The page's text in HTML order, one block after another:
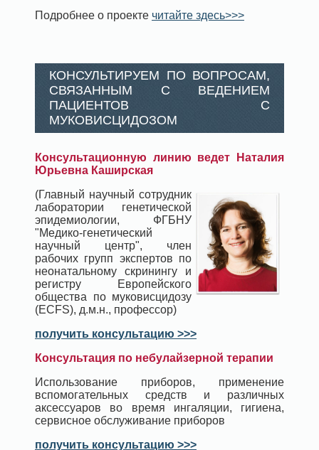
Подробнее о проекте читайте здесь>>>
КОНСУЛЬТИРУЕМ ПО ВОПРОСАМ,
СВЯЗАННЫМ С ВЕДЕНИЕМ
ПАЦИЕНТОВ С
МУКОВИСЦИДОЗОМ
Консультационную линию ведет Наталия
Юрьевна Каширская
(Главный научный сотрудник
лаборатории генетической
эпидемиологии, ФГБНУ
"Медико-генетический
научный центр", член
рабочих групп экспертов по
неонатальному скринингу и
регистру Европейского
общества по муковисцидозу
(ECFS), д.м.н., профессор)
получить консультацию >>>
Консультация по небулайзерной терапии
Использование приборов, применение
вспомогательных средств и различных
аксессуаров во время ингаляции, гигиена,
сервисное обслуживание приборов
получить консультацию >>>